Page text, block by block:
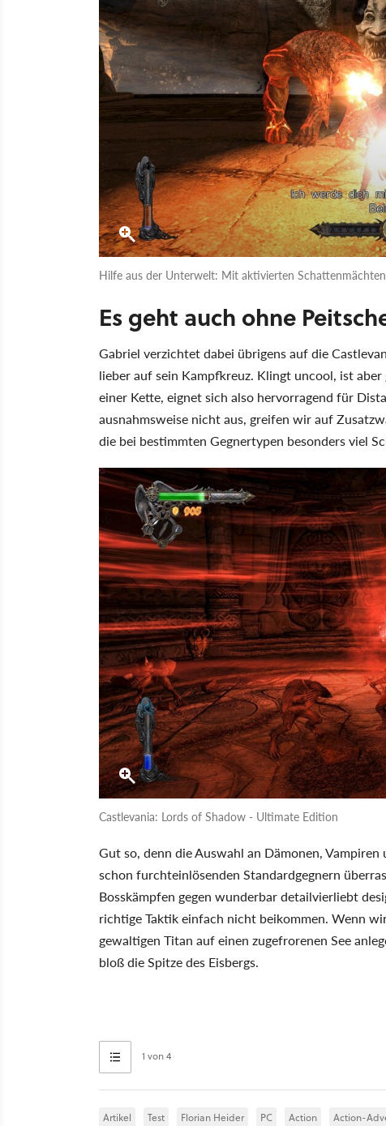
Hilfe aus der Unterwelt: Mit aktivierten
Es geht auch ohne
Gabriel verzichtet dabei übrigens auf die
lieber auf sein Kampfkreuz. Klingt uncool, ist
einer Kette, eignet sich also hervorragend für
ausnahmsweise nicht aus, greifen wir auf
die bei bestimmten Gegnertypen besonders viel
Castlevania: Lords of Shadow - Ultimate Edition
Gut so, denn die Auswahl an Dämonen,
schon furchteinlösenden Standardgegnern
Bosskämpfen gegen wunderbar detailvierliebt
richtige Taktik einfach nicht beikommen. Wenn
gewaltigen Titan auf einen zugefrorenen See
bloß die Spitze des Eisbergs.
1 von 4
Artikel Test Florian Heider PC Action Action-